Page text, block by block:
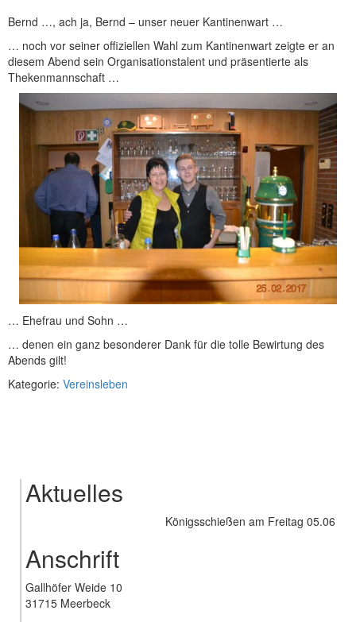
Bernd …, ach ja, Bernd – unser neuer Kantinenwart …
… noch vor seiner offiziellen Wahl zum Kantinenwart zeigte er an
diesem Abend sein Organisationstalent und präsentierte als
Thekenmannschaft …
… Ehefrau und Sohn …
… denen ein ganz besonderer Dank für die tolle Bewirtung des
Abends gilt!
Kategorie: Vereinsleben
Aktuelles
Königsschießen am Freitag 05.06.2026 um
Anschrift
Gallhöfer Weide 10
31715 Meerbeck